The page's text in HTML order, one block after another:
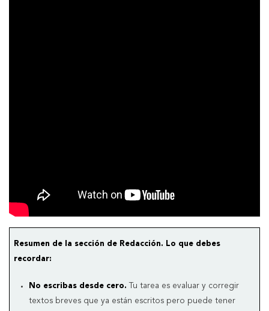
Resumen de la sección de Redacción. Lo que debes
recordar:
No escribas desde cero.
Tu tarea es evaluar y corregir
textos breves que ya están escritos pero puede tener